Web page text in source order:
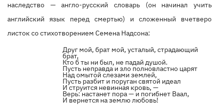
наследство — англо-русский словарь (он начинал учить
английский язык перед смертью) и сложенный вчетверо
листок со стихотворением Семена Надсона:
Друг мой, брат мой, усталый, страдающий
брат,
Кто б ты ни был, не падай душой.
Пусть неправда и зло полновластно царят
Над омытой слезами землей,
Пусть разбит и поруган святой идеал
И струится невинная кровь, —
Верь: настанет пора — и погибнет Ваал,
И вернется на землю любовь!